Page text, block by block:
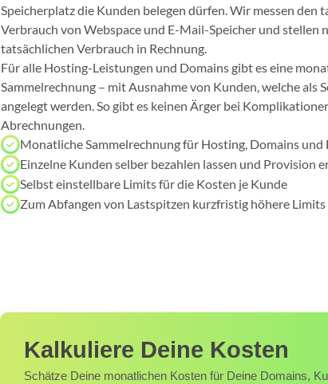
Speicherplatz die Kunden belegen dürfen. Wir messen den
Verbrauch von Webspace und E-Mail-Speicher und stellen
tatsächlichen Verbrauch in Rechnung.
Für alle Hosting-Leistungen und Domains gibt es eine
Sammelrechnung – mit Ausnahme von Kunden, welche als
angelegt werden. So gibt es keinen Ärger bei
Abrechnungen.
Monatliche Sammelrechnung für Hosting, Domains und
Einzelne Kunden selber bezahlen lassen und Provision
Selbst einstellbare Limits für die Kosten je Kunde
Zum Abfangen von Lastspitzen kurzfristig höhere Limits
Kalkuliere Deine Kosten
Schätze Deine monatlichen Kosten für Deine Domains,